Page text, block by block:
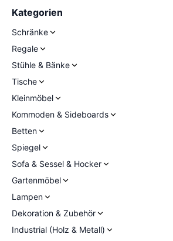
Kategorien
Schränke
Regale
Stühle & Bänke
Tische
Kleinmöbel
Kommoden & Sideboards
Betten
Spiegel
Sofa & Sessel & Hocker
Gartenmöbel
Lampen
Dekoration & Zubehör
Industrial (Holz & Metall)